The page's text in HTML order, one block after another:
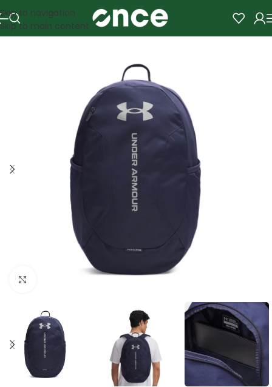
Skip to navigation
Skip to main content